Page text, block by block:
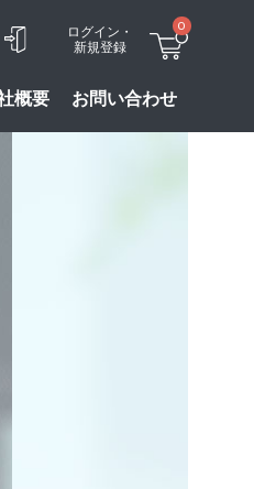
ログイン・
新規登録
0
概要 お問い合わせ